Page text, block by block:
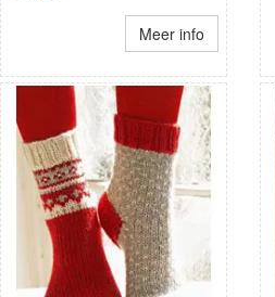
Meer info